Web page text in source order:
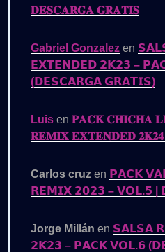
𝐃𝐄𝐒𝐂𝐀𝐑𝐆𝐀 𝐆𝐑𝐀𝐓𝐈𝐒
Gabriel Gonzalez en
𝗘𝗫𝗧𝗘𝗡𝗗𝗘𝗗 𝟮𝗞𝟮𝟯 –
(𝗗𝗘𝗦𝗖𝗔𝗥𝗚𝗔 𝗚𝗥𝗔𝗧𝗜𝗦)
Luis en 𝐏𝐀𝐂𝐊 𝐂𝐇𝐈𝐂𝐇𝐀
𝐑𝐄𝐌𝐈𝐗 𝐄𝐗𝐓𝐄𝐍𝐃𝐄𝐃
Carlos cruz en 𝗣𝗔𝗖𝗞
𝗥𝗘𝗠𝗜𝗫 𝟮𝟬𝟮𝟯 – 𝗩𝗢𝗟.𝟱
Jorge Millán en 𝗦𝗔𝗟𝗦𝗔
𝟮𝗞𝟮𝟯 – 𝗣𝗔𝗖𝗞 𝗩𝗢𝗟.𝟲